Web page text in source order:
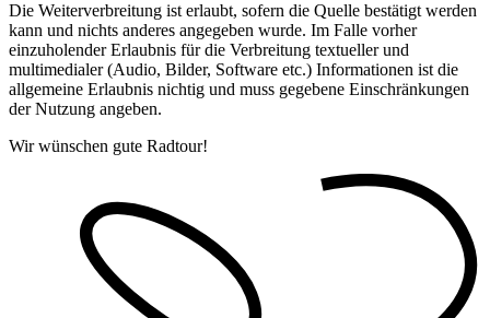
Die Weiterverbreitung ist erlaubt, sofern die Quelle bestätigt werden
kann und nichts anderes angegeben wurde. Im Falle vorher
einzuholender Erlaubnis für die Verbreitung textueller und
multimedialer (Audio, Bilder, Software etc.) Informationen ist die
allgemeine Erlaubnis nichtig und muss gegebene Einschränkungen
der Nutzung angeben.
Wir wünschen gute Radtour!